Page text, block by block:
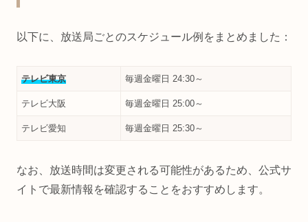
以下に、放送局ごとのスケジュール例をまとめました：
テレビ東京 毎週金曜日 24:30～
テレビ大阪 毎週金曜日 25:00～
テレビ愛知 毎週金曜日 25:30～
なお、放送時間は変更される可能性があるため、公式サ
イトで最新情報を確認することをおすすめします。